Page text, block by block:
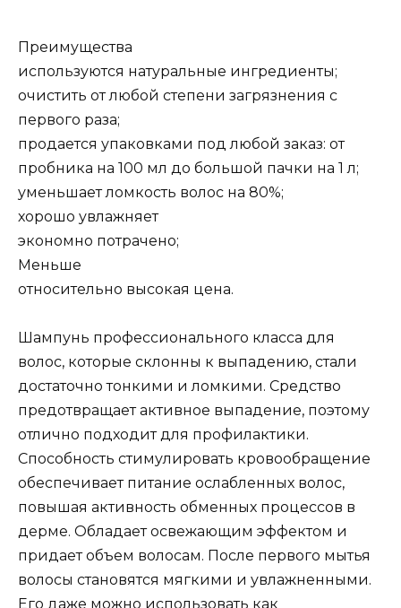
Преимущества
используются натуральные ингредиенты;
очистить от любой степени загрязнения с
первого раза;
продается упаковками под любой заказ: от
пробника на 100 мл до большой пачки на 1 л;
уменьшает ломкость волос на 80%;
хорошо увлажняет
экономно потрачено;
Меньше
относительно высокая цена.
Шампунь профессионального класса для
волос, которые склонны к выпадению, стали
достаточно тонкими и ломкими. Средство
предотвращает активное выпадение, поэтому
отлично подходит для профилактики.
Способность стимулировать кровообращение
обеспечивает питание ослабленных волос,
повышая активность обменных процессов в
дерме. Обладает освежающим эффектом и
придает объем волосам. После первого мытья
волосы становятся мягкими и увлажненными.
Его даже можно использовать как